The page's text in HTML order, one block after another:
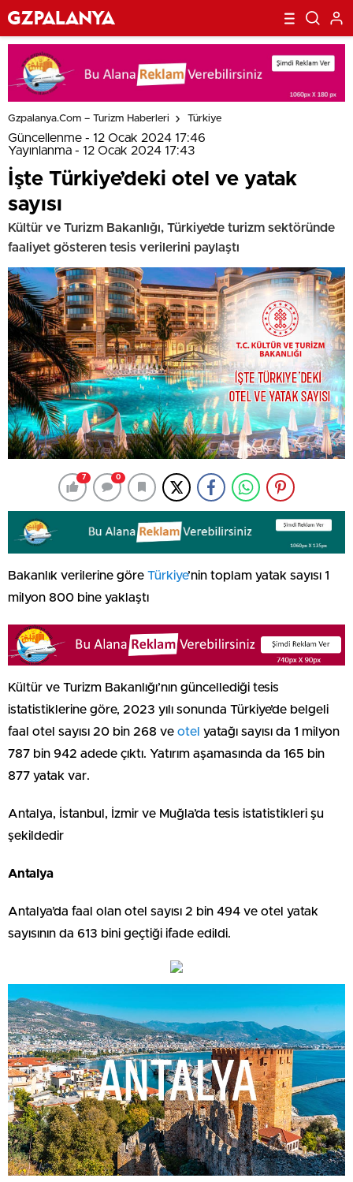
Gzpalanya.com – Turizm Haberleri Türkiye
Güncellenme - 12 Ocak 2024 17:46
Yayınlanma - 12 Ocak 2024 17:43
İşte Türkiye’deki otel ve yatak
sayısı
Kültür ve Turizm Bakanlığı, Türkiye’de turizm sektöründe
faaliyet gösteren tesis verilerini paylaştı
7 0
Bakanlık verilerine göre Türkiye’nin toplam yatak sayısı 1
milyon 800 bine yaklaştı
Kültür ve Turizm Bakanlığı’nın güncellediği tesis
istatistiklerine göre, 2023 yılı sonunda Türkiye’de belgeli
faal otel sayısı 20 bin 268 ve otel yatağı sayısı da 1 milyon
787 bin 942 adede çıktı. Yatırım aşamasında da 165 bin
877 yatak var.
Antalya, İstanbul, İzmir ve Muğla’da tesis istatistikleri şu
şekildedir
Antalya
Antalya’da faal olan otel sayısı 2 bin 494 ve otel yatak
sayısının da 613 bini geçtiği ifade edildi.